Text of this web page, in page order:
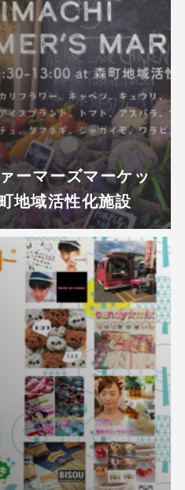
ーマーズマーケッ
地域活性化施設